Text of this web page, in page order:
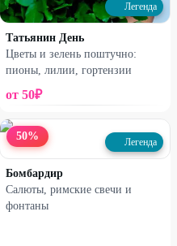
Набирает высоту
Сборная коробочка
1190₽
27%
Легенда
Татьянин День
Цветы и зелень поштучно:
пионы, лилии, гортензии
от 50₽
50% Легенда
Бомбардир
Салюты, римские свечи и
фонтаны